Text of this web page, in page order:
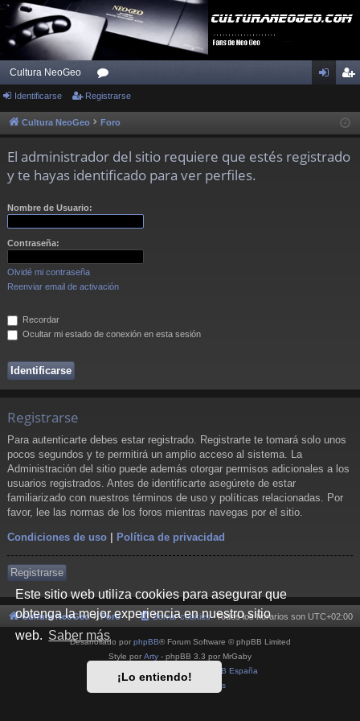
Este sitio web utiliza cookies para asegurar que
obtenga la mejor experiencia en nuestro sitio
web. Saber más
¡Lo entiendo!
Cultura NeoGeo
or
os ist
Identificarse Registrarse
Cultura NeoGeo Foro
El administrador del sitio requiere que estés registrado
y te hayas identificado para ver perfiles.
Nombre de Usuario:
Contraseña:
Olvidé mi contraseña
Reenviar email de activación
Recordar
Ocultar mi estado de conexión en esta sesión
Registrarse
Para autenticarte debes estar registrado. Registrarte te tomará solo unos
pocos segundos y te permitirá un amplio acceso al sistema. La
Administración del sitio puede además otorgar permisos adicionales a los
usuarios registrados. Antes de identificarte asegúrete de estar
familiarizado con nuestros términos de uso y políticas relacionadas. Por
favor, lee las normas de los foros mientras navegas por el sitio.
Condiciones de uso Política de privacidad
Registrarse
Cultura NeoGeo Foro Todos los horarios son UTC+02:00
Borrar cookies
Desarrollado por phpBB® Forum Software © phpBB Limited
Style por Arty - phpBB 3.3 por MrGaby
phpBB España
Condiciones